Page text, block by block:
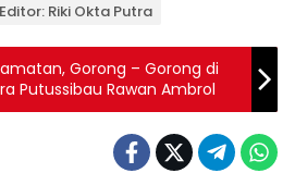
Editor: Riki Okta Putra
Gorong – Gorong di
Putussibau Rawan Ambrol